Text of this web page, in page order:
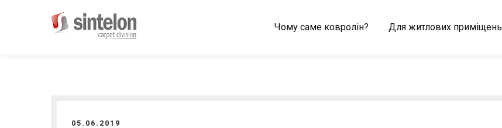
Чому саме ковролін? Для житлових приміщень
05.06.2019